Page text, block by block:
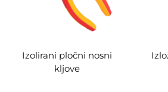
Izolirani pločni nosni
kljove